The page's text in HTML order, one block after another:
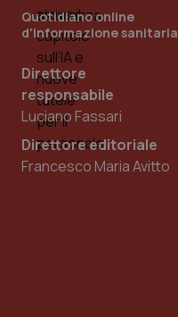
Quotidiano online
d'informazione sanitaria
Direttore
responsabile
Luciano Fassari
Direttore editoriale
Francesco Maria Avitto